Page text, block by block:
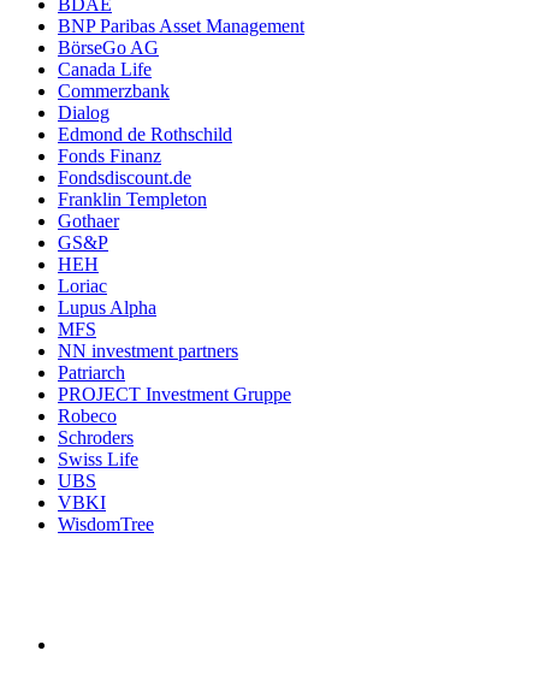
BDAE
BNP Paribas Asset Management
BörseGo AG
Canada Life
Commerzbank
Dialog
Edmond de Rothschild
Fonds Finanz
Fondsdiscount.de
Franklin Templeton
Gothaer
GS&P
HEH
Loriac
Lupus Alpha
MFS
NN investment partners
Patriarch
PROJECT Investment Gruppe
Robeco
Schroders
Swiss Life
UBS
VBKI
WisdomTree